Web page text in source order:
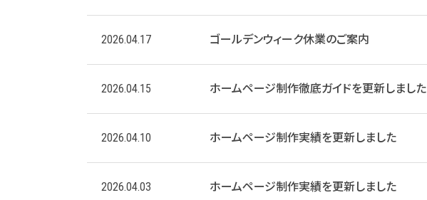
2026.04.17 ゴールデンウィーク休業のご案内
2026.04.15 ホームページ制作徹底ガイドを更新しました
2026.04.10 ホームページ制作実績を更新しました
2026.04.03 ホームページ制作実績を更新しました